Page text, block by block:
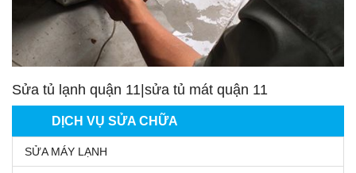
DỊCH VỤ SỬA CHỮA
SỬA MÁY LẠNH
Sửa tủ lạnh quận 11|sửa tủ mát quận 11